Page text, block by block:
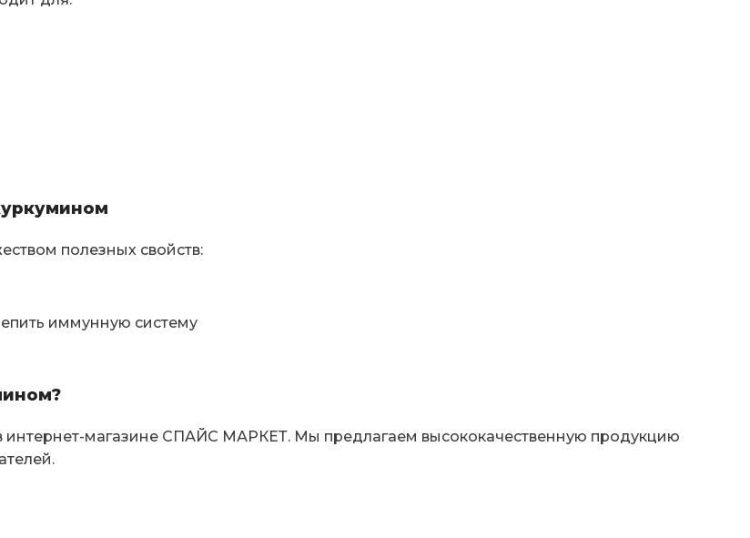
полезных свойств:
иммунную систему
интернет-магазине СПАЙС МАРКЕТ. Мы предлагаем высококачественную продукцию